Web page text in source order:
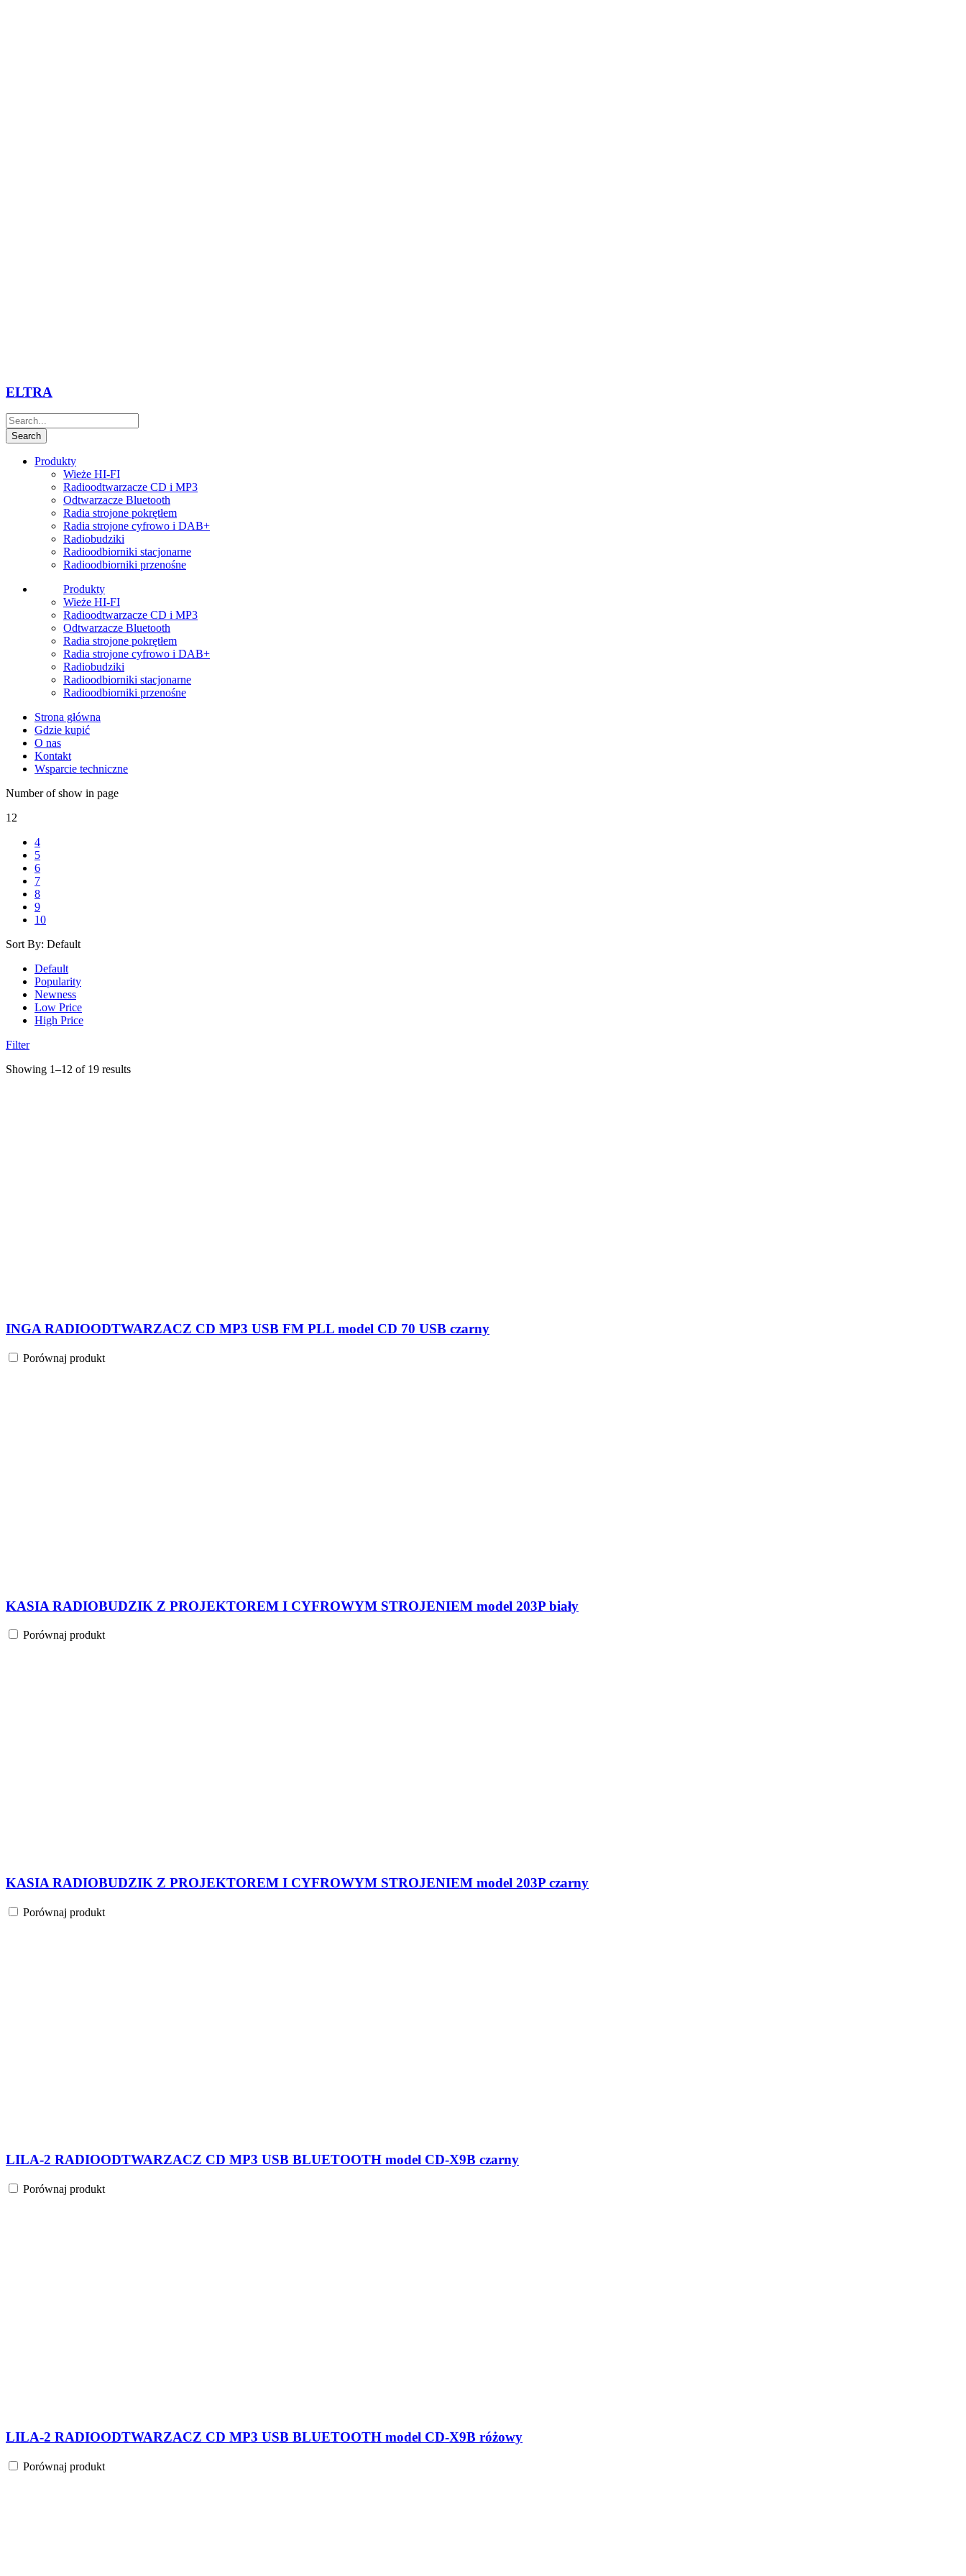
ELTRA
Produkty
Wieże HI-FI
Radioodtwarzacze CD i MP3
Odtwarzacze Bluetooth
Radia strojone pokrętłem
Radia strojone cyfrowo i DAB+
Radiobudziki
Radioodbiorniki stacjonarne
Radioodbiorniki przenośne
Produkty
Wieże HI-FI
Radioodtwarzacze CD i MP3
Odtwarzacze Bluetooth
Radia strojone pokrętłem
Radia strojone cyfrowo i DAB+
Radiobudziki
Radioodbiorniki stacjonarne
Radioodbiorniki przenośne
Strona główna
Gdzie kupić
O nas
Kontakt
Wsparcie techniczne
Number of show in page
12
4
5
6
7
8
9
10
Sort By: Default
Default
Popularity
Newness
Low Price
High Price
Filter
Showing 1–12 of 19 results
INGA RADIOODTWARZACZ CD MP3 USB FM PLL model CD 70 USB czarny
Porównaj produkt
KASIA RADIOBUDZIK Z PROJEKTOREM I CYFROWYM STROJENIEM model 203P biały
Porównaj produkt
KASIA RADIOBUDZIK Z PROJEKTOREM I CYFROWYM STROJENIEM model 203P czarny
Porównaj produkt
LILA-2 RADIOODTWARZACZ CD MP3 USB BLUETOOTH model CD-X9B czarny
Porównaj produkt
LILA-2 RADIOODTWARZACZ CD MP3 USB BLUETOOTH model CD-X9B różowy
Porównaj produkt